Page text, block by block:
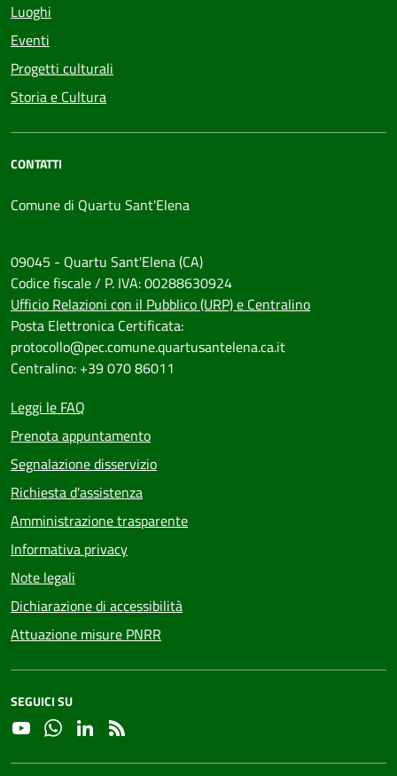
Luoghi
Eventi
Progetti culturali
Storia e Cultura
CONTATTI
Comune di Quartu Sant'Elena
09045 - Quartu Sant'Elena (CA)
Codice fiscale / P. IVA: 00288630924
Ufficio Relazioni con il Pubblico (URP) e Centralino
Posta Elettronica Certificata:
protocollo@pec.comune.quartusantelena.ca.it
Centralino: +39 070 86011
Leggi le FAQ
Prenota appuntamento
Segnalazione disservizio
Richiesta d'assistenza
Amministrazione trasparente
Informativa privacy
Note legali
Dichiarazione di accessibilità
Attuazione misure PNRR
SEGUICI SU
YouTubeWhatsapp
Linkedin